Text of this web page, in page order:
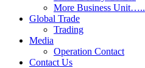
More Business Unit…..
Global Trade
Trading
Media
Operation Contact
Contact Us